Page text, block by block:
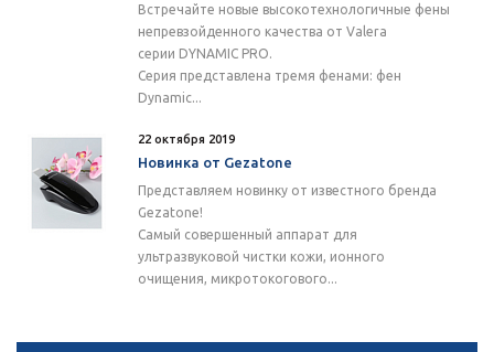
Встречайте новые высокотехнологичные фены
непревзойденного качества от Valera
серии DYNAMIC PRO.
Серия представлена тремя фенами: фен
Dynamic...
22 октября 2019
Новинка от Gezatone
Представляем новинку от известного бренда
Gezatone!
Самый совершенный аппарат для
ультразвуковой чистки кожи, ионного
очищения, микротокогового...